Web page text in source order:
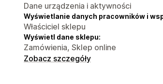
Dane urządzenia i aktywności
Wyświetlanie danych pracowników i
Właściciel sklepu
Wyświetl dane sklepu:
Zamówienia, Sklep online
Zobacz szczegóły